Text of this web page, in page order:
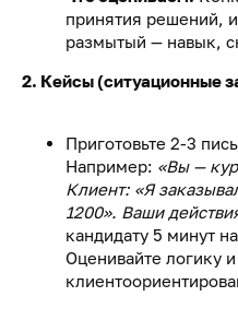
принятия решений,
размытый — навык,
2. Кейсы (ситуационные
Приготовьте 2-3
Например: «Вы —
Клиент: «Я
1200». Ваши
кандидату 5 минут
Оценивайте логику и